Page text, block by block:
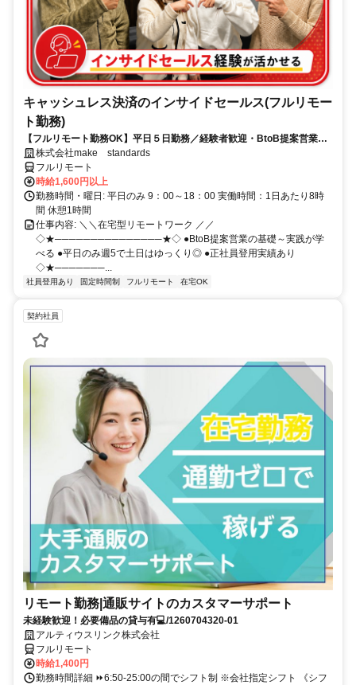
キャッシュレス決済のインサイドセールス(フルリモー
ト勤務)
【フルリモート勤務OK】平日５日勤務／経験者歓迎・BtoB提案営業で
スキルアップ
株式会社make standards
フルリモート
時給1,600円以上
勤務時間・曜日: 平日のみ 9：00～18：00 実働時間：1日あたり8時
間 休憩1時間
仕事内容: ＼＼在宅型リモートワーク ／／
◇★───────────────★◇ ●BtoB提案営業の基礎～実践が学
べる ●平日のみ週5で土日はゆっくり◎ ●正社員登用実績あり
◇★───────...
社員登用あり 固定時間制 フルリモート 在宅OK
契約社員
リモート勤務|通販サイトのカスタマーサポート
未経験歓迎！必要備品の貸与有💻/1260704320-01
アルティウスリンク株式会社
フルリモート
時給1,400円
勤務時間詳細 ⏩6:50-25:00の間でシフト制 ※会社指定シフト 《シフ